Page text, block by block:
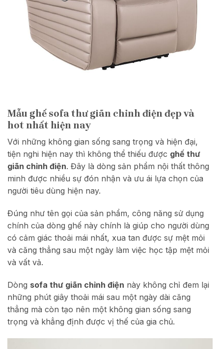
Mẫu ghế sofa thư giãn chỉnh điện đẹp và
hot nhất hiện nay
Với những không gian sống sang trọng và hiện đại,
tiện nghi hiện nay thì không thể thiếu được ghế thư
giãn chỉnh điện. Đây là dòng sản phẩm nội thất thông
minh được nhiều sự đón nhận và ưu ái lựa chọn của
người tiêu dùng hiện nay.
Đúng như tên gọi của sản phẩm, công năng sử dụng
chính của dòng ghế này chính là giúp cho người dùng
có cảm giác thoải mái nhất, xua tan được sự mệt mỏi
và căng thẳng sau một ngày làm việc học tập mệt mỏi
và vất vả.
Dòng sofa thư giãn chỉnh điện này không chỉ đem lại
những phút giây thoải mái sau một ngày dài căng
thẳng mà còn tạo nên một không gian sống sang
trọng và khẳng định được vị thế của gia chủ.